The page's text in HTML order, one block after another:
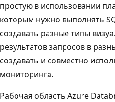
простую в использовании
которым нужно выполнять
создавать разные типы
результатов запросов в
создавать и совместно
мониторинга.
Рабочая область Azure